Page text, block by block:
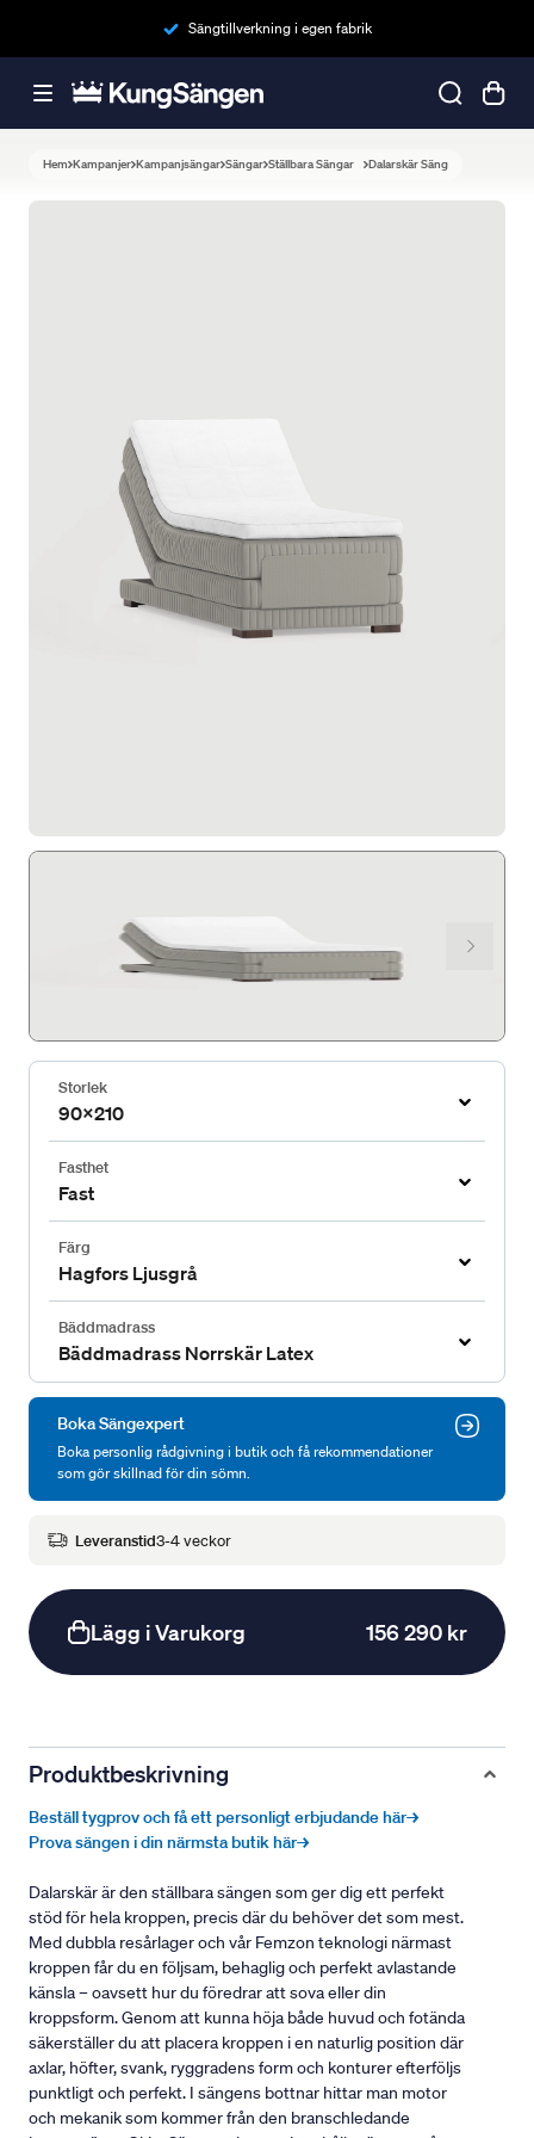
Sängtillverkning i egen fabrik
Hem Kampanjer Kampanjsängar Sängar Ställbara Sängar Dalarskär Säng
Storlek
90x210
Fasthet
Fast
Färg
Hagfors Ljusgrå
Bäddmadrass
Bäddmadrass Norrskär Latex
Boka Sängexpert
Boka personlig rådgivning i butik och få rekommendationer
som gör skillnad för din sömn.
Leveranstid3-4 veckor
Lägg i Varukorg 156 290 kr
Produktbeskrivning
Beställ tygprov och få ett personligt erbjudande här→
Prova sängen i din närmsta butik här→
Dalarskär är den ställbara sängen som ger dig ett perfekt
stöd för hela kroppen, precis där du behöver det som mest.
Med dubbla resårlager och vår Femzon teknologi närmast
kroppen får du en följsam, behaglig och perfekt avlastande
känsla – oavsett hur du föredrar att sova eller din
kroppsform. Genom att kunna höja både huvud och fotända
säkerställer du att placera kroppen i en naturlig position där
axlar, höfter, svank, ryggradens form och konturer efterföljs
punktligt och perfekt. I sängens bottnar hittar man motor
och mekanik som kommer från den branschledande